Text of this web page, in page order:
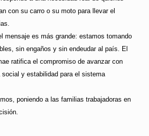
con su carro o su moto para llevar el
mensaje es más grande: estamos tomando
sin engaños y sin endeudar al país. El
ratifica el compromiso de avanzar con
y estabilidad para el sistema
poniendo a las familias trabajadoras en